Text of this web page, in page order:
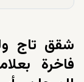
شقق تاج
فاخرة